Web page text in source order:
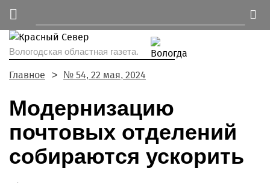
Вологодская областная газета.
Главное № 54, 22 мая, 2024
Модернизацию
почтовых отделений
собираются ускорить